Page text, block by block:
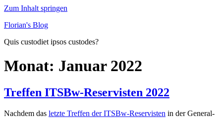
Zum Inhalt springen
Florian's Blog
Quis custodiet ipsos custodes?
Monat: Januar 2022
Treffen ITSBw-Reservisten 2022
Nachdem das letzte Treffen der ITSBw-Reservisten in der General-